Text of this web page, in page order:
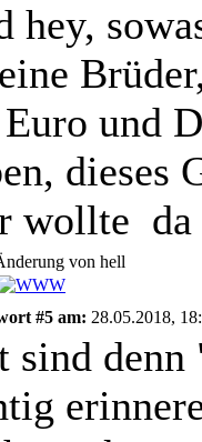
hey,
und
dieses
wollte da
von hell
#5 am: 28.05.2018,
sind